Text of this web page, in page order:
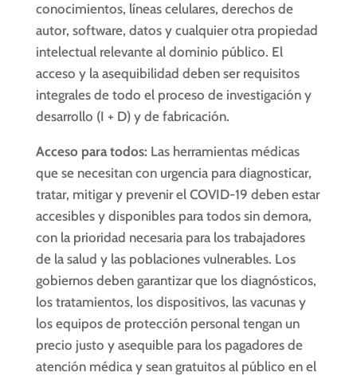
conocimientos, líneas celulares, derechos de
autor, software, datos y cualquier otra propiedad
intelectual relevante al dominio público. El
acceso y la asequibilidad deben ser requisitos
integrales de todo el proceso de investigación y
desarrollo (I + D) y de fabricación.
Acceso para todos: Las herramientas médicas
que se necesitan con urgencia para diagnosticar,
tratar, mitigar y prevenir el COVID-19 deben estar
accesibles y disponibles para todos sin demora,
con la prioridad necesaria para los trabajadores
de la salud y las poblaciones vulnerables. Los
gobiernos deben garantizar que los diagnósticos,
los tratamientos, los dispositivos, las vacunas y
los equipos de protección personal tengan un
precio justo y asequible para los pagadores de
atención médica y sean gratuitos al público en el